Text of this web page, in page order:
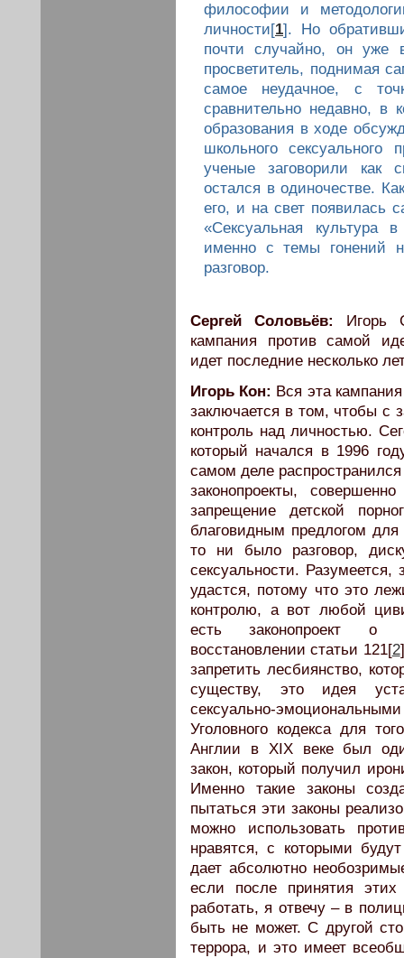
философии и
личности[1]. Но
почти случайно, он уже
просветитель, поднимая
самое неудачное, с
сравнительно недавно, в
образования в ходе
школьного сексуального
ученые заговорили как
остался в одиночестве.
его, и на свет появилась
«Сексуальная культура
именно с темы гонений
разговор.
Сергей Соловьёв: Игорь
кампания против самой
идет последние несколько
Игорь Кон: Вся эта
заключается в том, чтобы с
контроль над личностью.
который начался в 1996
самом деле
законопроекты,
запрещение детской
благовидным предлогом
то ни было разговор,
сексуальности.
удастся, потому что это
контролю, а вот любой
есть законопроект о
восстановлении статьи 121[2
запретить лесбиянство,
существу, это идея
сексуально-
Уголовного кодекса для
Англии в XIX веке был
закон, который получил
Именно такие законы
пытаться эти законы
можно использовать
нравятся, с которыми
дает абсолютно
если после принятия этих
работать, я отвечу – в
быть не может. С другой
террора, и это имеет